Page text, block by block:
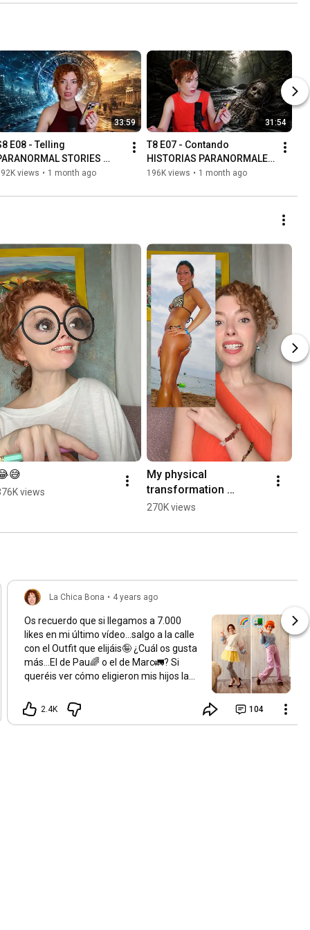
33:59
E08 - Telling
STORIES
my followers | La
views • 1 month ago
31:54
T8 E07 - Contando
HISTORIAS PARANORMALES
de mis seguidores | La
196K views • 1 month ago
views
My physical
transformation
✨context✨❤️
270K views
La Chica Bona • 4 years ago
Os recuerdo que si llegamos a 7.000
likes en mi último vídeo…salgo a la calle
con el Outfit que elijáis🤪 ¿Cuál os gusta
más…El de Pau🌈 o el de Marc🚛? Si
queréis ver cómo eligieron mis hijos la
quiero!
2.4K 104